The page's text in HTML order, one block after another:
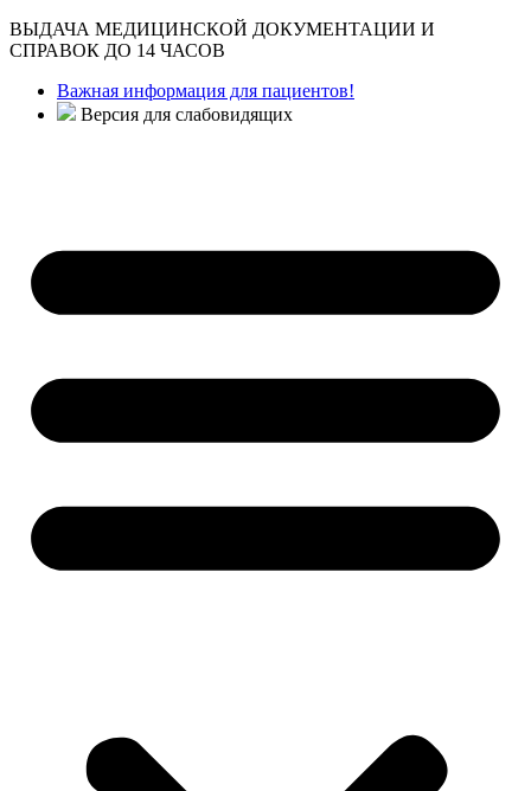
ВЫДАЧА МЕДИЦИНСКОЙ ДОКУМЕНТАЦИИ И
СПРАВОК ДО 14 ЧАСОВ
Важная информация для пациентов!
Версия для слабовидящих